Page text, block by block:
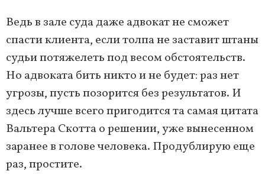
Ведь в зале суда даже адвокат не сможет
спасти клиента, если толпа не заставит штаны
судьи потяжелеть под весом обстоятельств.
Но адвоката бить никто и не будет: раз нет
угрозы, пусть позорится без результатов. И
здесь лучше всего пригодится та самая цитата
Вальтера Скотта о решении, уже вынесенном
заранее в голове человека. Продублирую еще
раз, простите.